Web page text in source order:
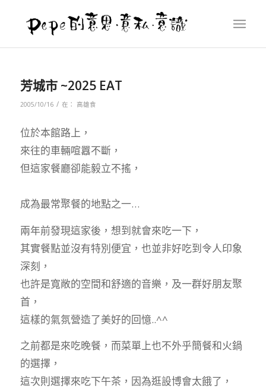
芳城市 ~2025 EAT
2005/10/16 / 在： 高雄食
位於本館路上，
來往的車輛喧囂不斷，
但這家餐廳卻能毅立不搖，
成為最常聚餐的地點之一…
兩年前發現這家後，想到就會來吃一下，
其實餐點並沒有特別便宜，也並非好吃到令人印象
深刻，
也許是寬敞的空間和舒適的音樂，及一群好朋友聚
首，
這樣的氣氛營造了美好的回憶..^^
之前都是來吃晚餐，而菜單上也不外乎簡餐和火鍋
的選擇，
這次則選擇來吃下午茶，因為逛設博會太餓了，